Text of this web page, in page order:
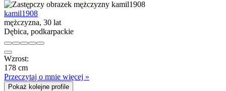
kamil1908
mężczyzna, 30 lat
Dębica, podkarpackie
Wzrost:
178 cm
Przeczytaj o mnie więcej »
Pokaż kolejne profile